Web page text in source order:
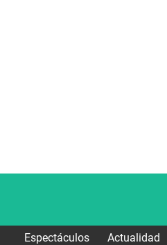
Espectáculos Actualidad